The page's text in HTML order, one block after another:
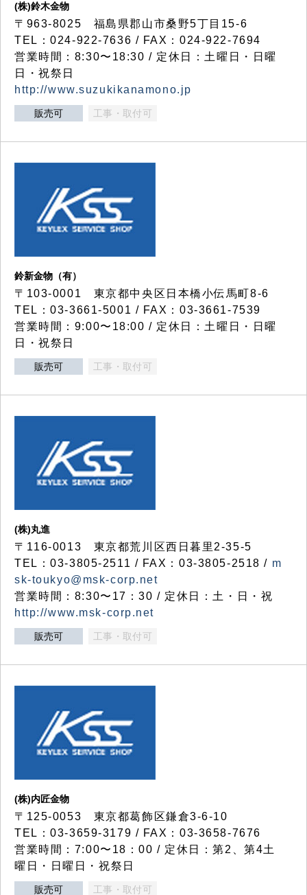
(株)鈴木金物
〒963-8025 福島県郡山市桑野5丁目15-6
TEL：024-922-7636 / FAX：024-922-7694
営業時間：8:30〜18:30 / 定休日：土曜日・日曜
日・祝祭日
http://www.suzukikanamono.jp
販売可 工事・取付可
鈴新金物（有）
〒103-0001 東京都中央区日本橋小伝馬町8-6
TEL：03-3661-5001 / FAX：03-3661-7539
営業時間：9:00〜18:00 / 定休日：土曜日・日曜
日・祝祭日
販売可 工事・取付可
(株)丸進
〒116-0013 東京都荒川区西日暮里2-35-5
TEL：03-3805-2511 / FAX：03-3805-2518 / m
sk-toukyo@msk-corp.net
営業時間：8:30〜17：30 / 定休日：土・日・祝
http://www.msk-corp.net
販売可 工事・取付可
(株)内匠金物
〒125-0053 東京都葛飾区鎌倉3-6-10
TEL：03-3659-3179 / FAX：03-3658-7676
営業時間：7:00〜18：00 / 定休日：第2、第4土
曜日・日曜日・祝祭日
販売可 工事・取付可